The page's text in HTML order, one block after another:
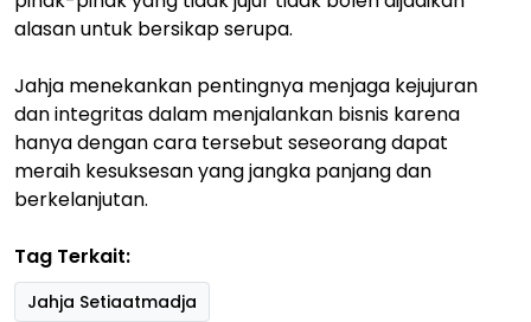
alasan untuk bersikap serupa.
Jahja menekankan pentingnya menjaga kejujuran
dan integritas dalam menjalankan bisnis karena
hanya dengan cara tersebut seseorang dapat
meraih kesuksesan yang jangka panjang dan
berkelanjutan.
Tag Terkait:
Jahja Setiaatmadja